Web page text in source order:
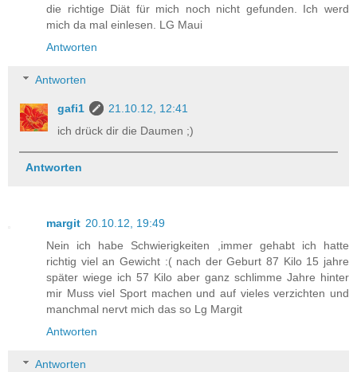
die richtige Diät für mich noch nicht gefunden. Ich werd
mich da mal einlesen. LG Maui
Antworten
Antworten
gafi1
21.10.12, 12:41
ich drück dir die Daumen ;)
Antworten
margit 20.10.12, 19:49
Nein ich habe Schwierigkeiten ,immer gehabt ich hatte
richtig viel an Gewicht :( nach der Geburt 87 Kilo 15 jahre
später wiege ich 57 Kilo aber ganz schlimme Jahre hinter
mir Muss viel Sport machen und auf vieles verzichten und
manchmal nervt mich das so Lg Margit
Antworten
Antworten